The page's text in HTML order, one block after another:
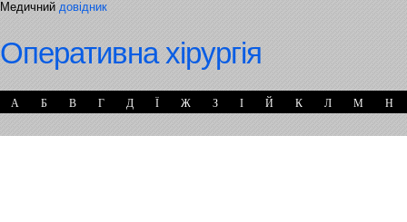
Медичний довідник
Оперативна хірургія
А Б В Г Д Ї Ж З І Й К Л М Н